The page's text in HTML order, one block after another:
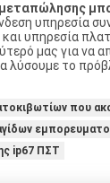
μεταπώλησης
υπηρεσία
και υπηρεσία
μας για να
λύσουμε το
που
ip67 ΠΣΤ